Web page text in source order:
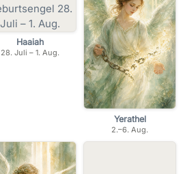
Haaiah
28. Juli – 1. Aug.
Yerathel
2.–6. Aug.